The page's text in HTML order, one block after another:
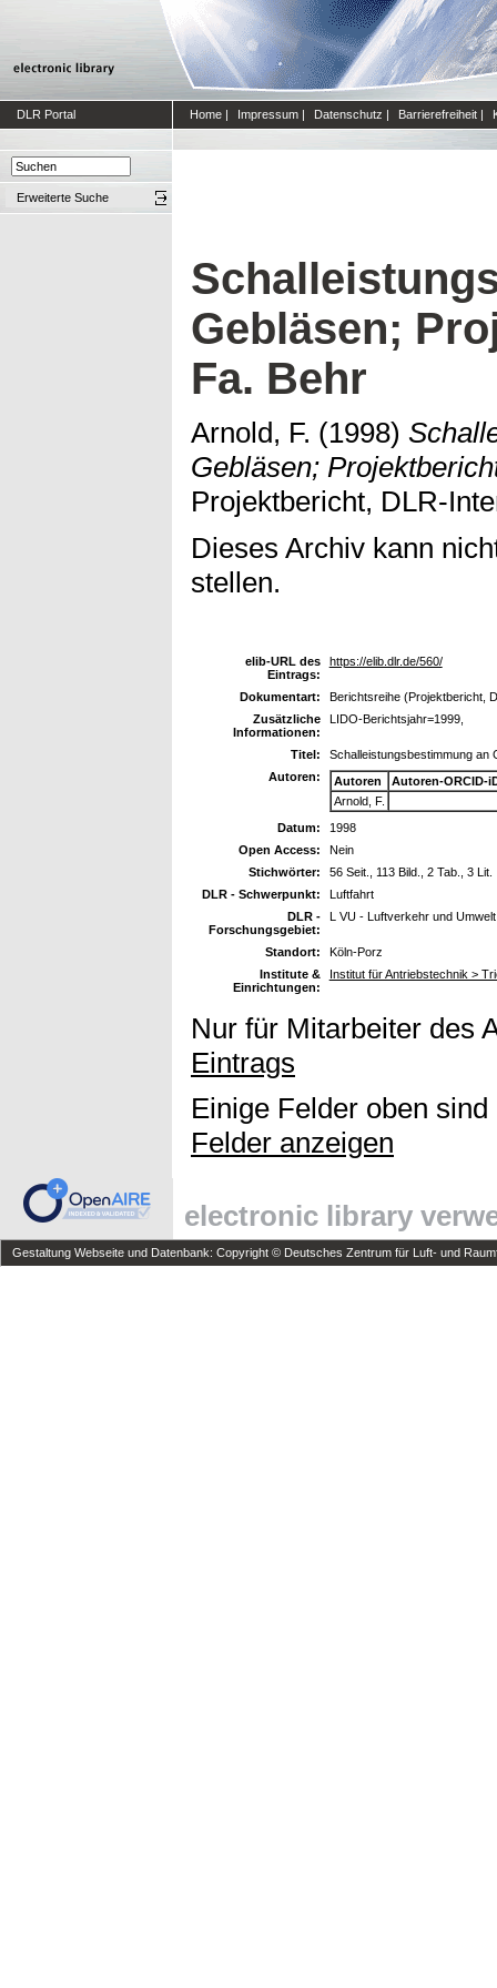
DLR Portal Home | Impressum | Datenschutz | Barrierefreiheit |
Erweiterte Suche
Gebläsen;
Fa. Behr
Arnold, F. (1998)
Gebläsen;
Projektbericht, DLR-
Dieses Archiv kann
stellen.
elib-URL des
Eintrags:
https://elib.dlr.de/560/
Dokumentart:
Berichtsreihe (Projektbericht,
Zusätzliche
Informationen:
LIDO-Berichtsjahr=1999,
Titel:
Schalleistungsbestimmung an
Autoren:
Autoren
Autoren-ORCID-
Arnold, F.
Datum:
1998
Open Access:
Nein
Stichwörter:
56 Seit., 113 Bild., 2 Tab., 3 Lit.
DLR - Schwerpunkt:
Luftfahrt
DLR -
Forschungsgebiet:
L VU - Luftverkehr und Umwelt
Standort:
Köln-Porz
Institute &
Einrichtungen:
Institut für Antriebstechnik >
Nur für Mitarbeiter des
Eintrags
Einige Felder oben
Felder anzeigen
electronic library
Gestaltung Webseite und Datenbank: Copyright © Deutsches Zentrum für Luft- und